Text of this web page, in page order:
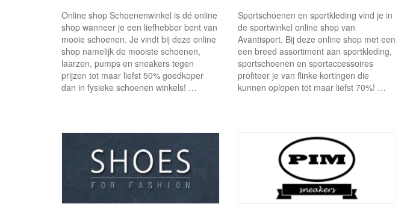
Online shop Schoenenwinkel is dé online
shop wanneer je een liefhebber bent van
mooie schoenen. Je vindt bij deze online
shop namelijk de mooiste schoenen,
laarzen, pumps en sneakers tegen
prijzen tot maar liefst 50% goedkoper
dan in fysieke schoenen winkels! …
Sportschoenen en sportkleding vind je in
de sportwinkel online shop van
Avantisport. Bij deze online shop met een
een breed assortiment aan sportkleding,
sportschoenen en sportaccessoires
profiteer je van flinke kortingen die
kunnen oplopen tot maar liefst 70%! …